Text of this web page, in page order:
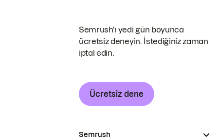
Semrush'ı yedi gün boyunca
ücretsiz deneyin. İstediğiniz zaman
iptal edin.
Ücretsiz dene
Semrush